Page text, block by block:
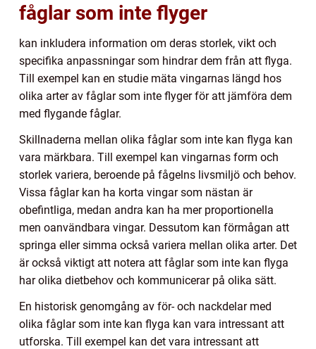
fåglar som inte flyger
kan inkludera information om deras storlek, vikt och
specifika anpassningar som hindrar dem från att flyga.
Till exempel kan en studie mäta vingarnas längd hos
olika arter av fåglar som inte flyger för att jämföra dem
med flygande fåglar.
Skillnaderna mellan olika fåglar som inte kan flyga kan
vara märkbara. Till exempel kan vingarnas form och
storlek variera, beroende på fågelns livsmiljö och behov.
Vissa fåglar kan ha korta vingar som nästan är
obefintliga, medan andra kan ha mer proportionella
men oanvändbara vingar. Dessutom kan förmågan att
springa eller simma också variera mellan olika arter. Det
är också viktigt att notera att fåglar som inte kan flyga
har olika dietbehov och kommunicerar på olika sätt.
En historisk genomgång av för- och nackdelar med
olika fåglar som inte kan flyga kan vara intressant att
utforska. Till exempel kan det vara intressant att